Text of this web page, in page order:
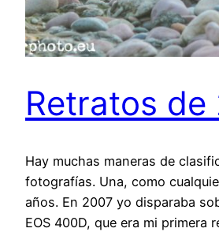
Retratos de
Hay muchas maneras de
fotografías. Una, como
años. En 2007 yo disparaba
EOS 400D, que era mi primera